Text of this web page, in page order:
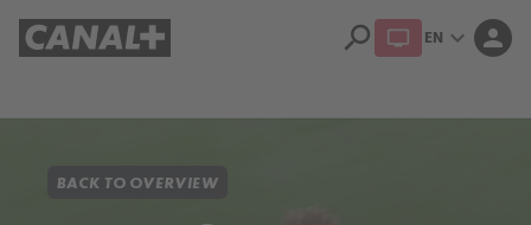
search EN expand_more person
BACK TO OVERVIEW